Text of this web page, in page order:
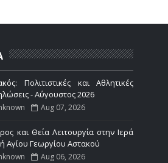
Πολιτιστικές και Αθλητικές
- Αύγουστος 2026
Aug 07, 2026
και Θεία Λειτουργία στην Ιερά
Αγίου Γεωργίου Αστακού
Aug 06, 2026